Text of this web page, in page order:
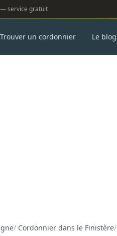
— service gratuit
Trouver un cordonnier Le blog
/ Cordonnier dans le Finistère/